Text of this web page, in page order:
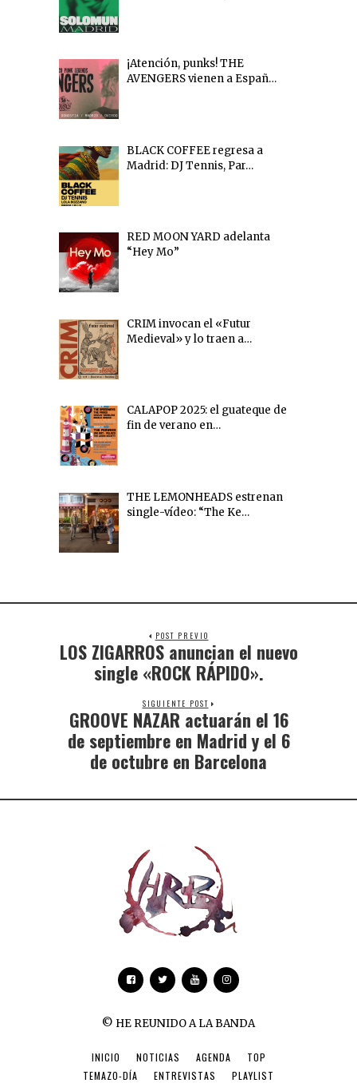
¡Atención, punks! THE
AVENGERS vienen a Españ…
BLACK COFFEE regresa a
Madrid: DJ Tennis, Par…
RED MOON YARD adelanta
“Hey Mo”
CRIM invocan el «Futur
Medieval» y lo traen a…
CALAPOP 2025: el guateque de
fin de verano en…
THE LEMONHEADS estrenan
single-vídeo: “The Ke…
POST PREVIO
LOS ZIGARROS anuncian el nuevo
single «ROCK RÁPIDO».
SIGUIENTE POST
GROOVE NAZAR actuarán el 16
de septiembre en Madrid y el 6
de octubre en Barcelona
© HE REUNIDO A LA BANDA
INICIO NOTICIAS AGENDA
TOP
TEMAZO-DÍA
ENTREVISTAS PLAYLIST